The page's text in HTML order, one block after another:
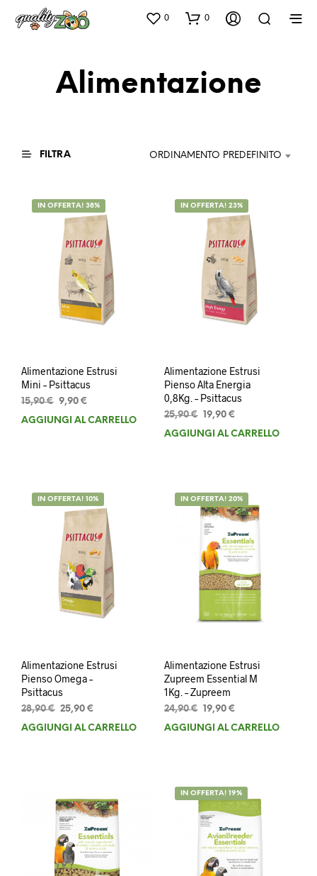
0 0
Alimentazione
FILTRA ORDINAMENTO PREDEFINITO
IN OFFERTA! 38%
Alimentazione Estrusi
Mini – Psittacus
15,90€ Il
prezzo
9,90 €
prezzo
AGGIUNGI AL CARRELLO
IN OFFERTA! 23%
Alimentazione Estrusi
Pienso Alta Energia
0,8Kg. – Psittacus
25,90€ Il
prezzo
19,90 €Il
prezzo
AGGIUNGI AL CARRELLO
IN OFFERTA! 10%
Alimentazione Estrusi
Pienso Omega –
Psittacus
28,90€ Il
prezzo
25,90 €
prezzo
AGGIUNGI AL CARRELLO
IN OFFERTA! 20%
Alimentazione Estrusi
Zupreem Essential M
1Kg. – Zupreem
24,90€ Il
prezzo
19,90 €Il
prezzo
AGGIUNGI AL CARRELLO
IN OFFERTA! 19%